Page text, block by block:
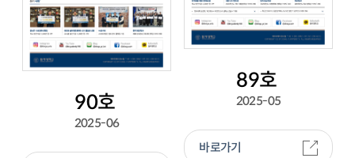
90호
2025-06
89호
2025-05
바로가기